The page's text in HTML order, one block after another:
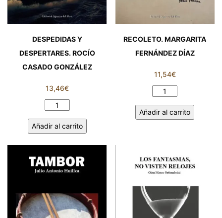
DESPEDIDAS Y
DESPERTARES. ROCÍO
CASADO GONZÁLEZ
13,46€
DESPEDIDAS
DESPERTARES.
GONZÁLEZ
Añadir al carrito
RECOLETO. MARGARITA
FERNÁNDEZ DÍAZ
11,54€
RECOLETO.
FERNÁNDEZ
Añadir al carrito